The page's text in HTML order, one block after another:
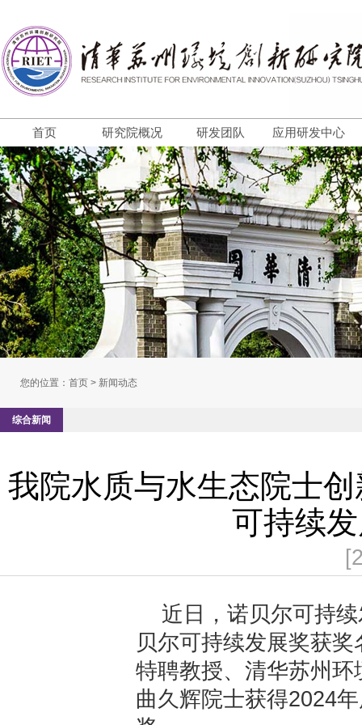
首页 研究院概况 研发团队 应用研发中心
您的位置： 首页 > 新闻动态
综合新闻
我院水质与水生态院士
可持续
近日，诺贝尔可持
贝尔可持续发展奖获
特聘教授、清华苏州
曲久辉院士获得2024